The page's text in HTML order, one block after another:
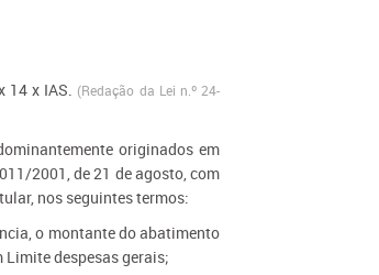
14 x IAS. (Redação da Lei n.º 24-
originados em
2001, de 21 de​ agosto, com
nos seguintes termos:
o montante do abatimento
Limite despesas gerais;